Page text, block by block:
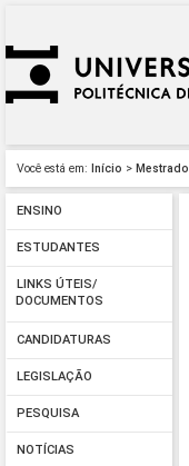
Você está em: Início > Mestrado
ENSINO
ESTUDANTES
LINKS ÚTEIS/
DOCUMENTOS
CANDIDATURAS
LEGISLAÇÃO
PESQUISA
NOTÍCIAS